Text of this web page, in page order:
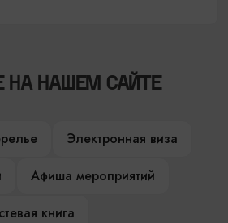
НА НАШЕМ САЙТЕ
Электронная виза
Афиша мероприятий
книга